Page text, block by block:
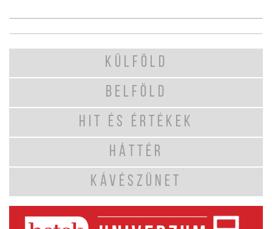
KÜLFÖLD
BELFÖLD
HIT ÉS ÉRTÉKEK
HÁTTÉR
KÁVÉSZÜNET